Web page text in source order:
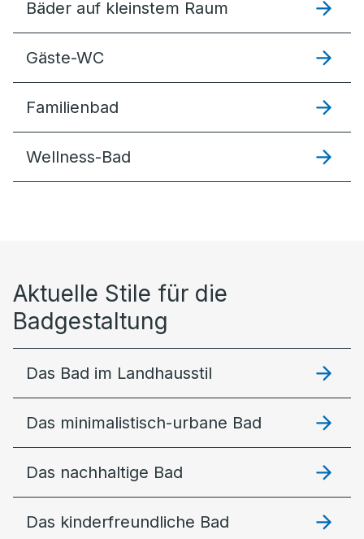
Bäder auf kleinstem Raum
Gäste-WC
Familienbad
Wellness-Bad
Aktuelle Stile für die
Badgestaltung
Das Bad im Landhausstil
Das minimalistisch-urbane Bad
Das nachhaltige Bad
Das kinderfreundliche Bad